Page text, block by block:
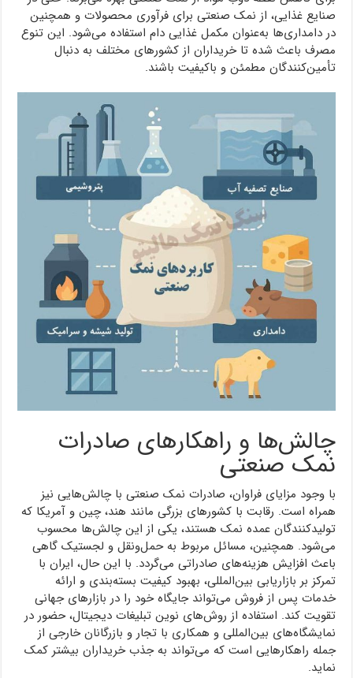
صنایع غذایی، از نمک صنعتی برای فرآوری محصولات و همچنین
در دامداری‌ها به‌عنوان مکمل غذایی دام استفاده می‌شود. این تنوع
مصرف باعث شده تا خریداران از کشورهای مختلف به دنبال
تأمین‌کنندگان مطمئن و باکیفیت باشند.
چالش‌ها و راهکارهای صادرات
نمک صنعتی
با وجود مزایای فراوان، صادرات نمک صنعتی با چالش‌هایی نیز
همراه است. رقابت با کشورهای بزرگی مانند هند، چین و آمریکا که
تولیدکنندگان عمده نمک هستند، یکی از این چالش‌ها محسوب
می‌شود. همچنین، مسائل مربوط به حمل‌ونقل و لجستیک گاهی
باعث افزایش هزینه‌های صادراتی می‌گردد. با این حال، ایران با
تمرکز بر بازاریابی بین‌المللی، بهبود کیفیت بسته‌بندی و ارائه
خدمات پس از فروش می‌تواند جایگاه خود را در بازارهای جهانی
تقویت کند. استفاده از روش‌های نوین تبلیغات دیجیتال، حضور در
نمایشگاه‌های بین‌المللی و همکاری با تجار و بازرگانان خارجی از
جمله راهکارهایی است که می‌تواند به جذب خریداران بیشتر کمک
نماید.